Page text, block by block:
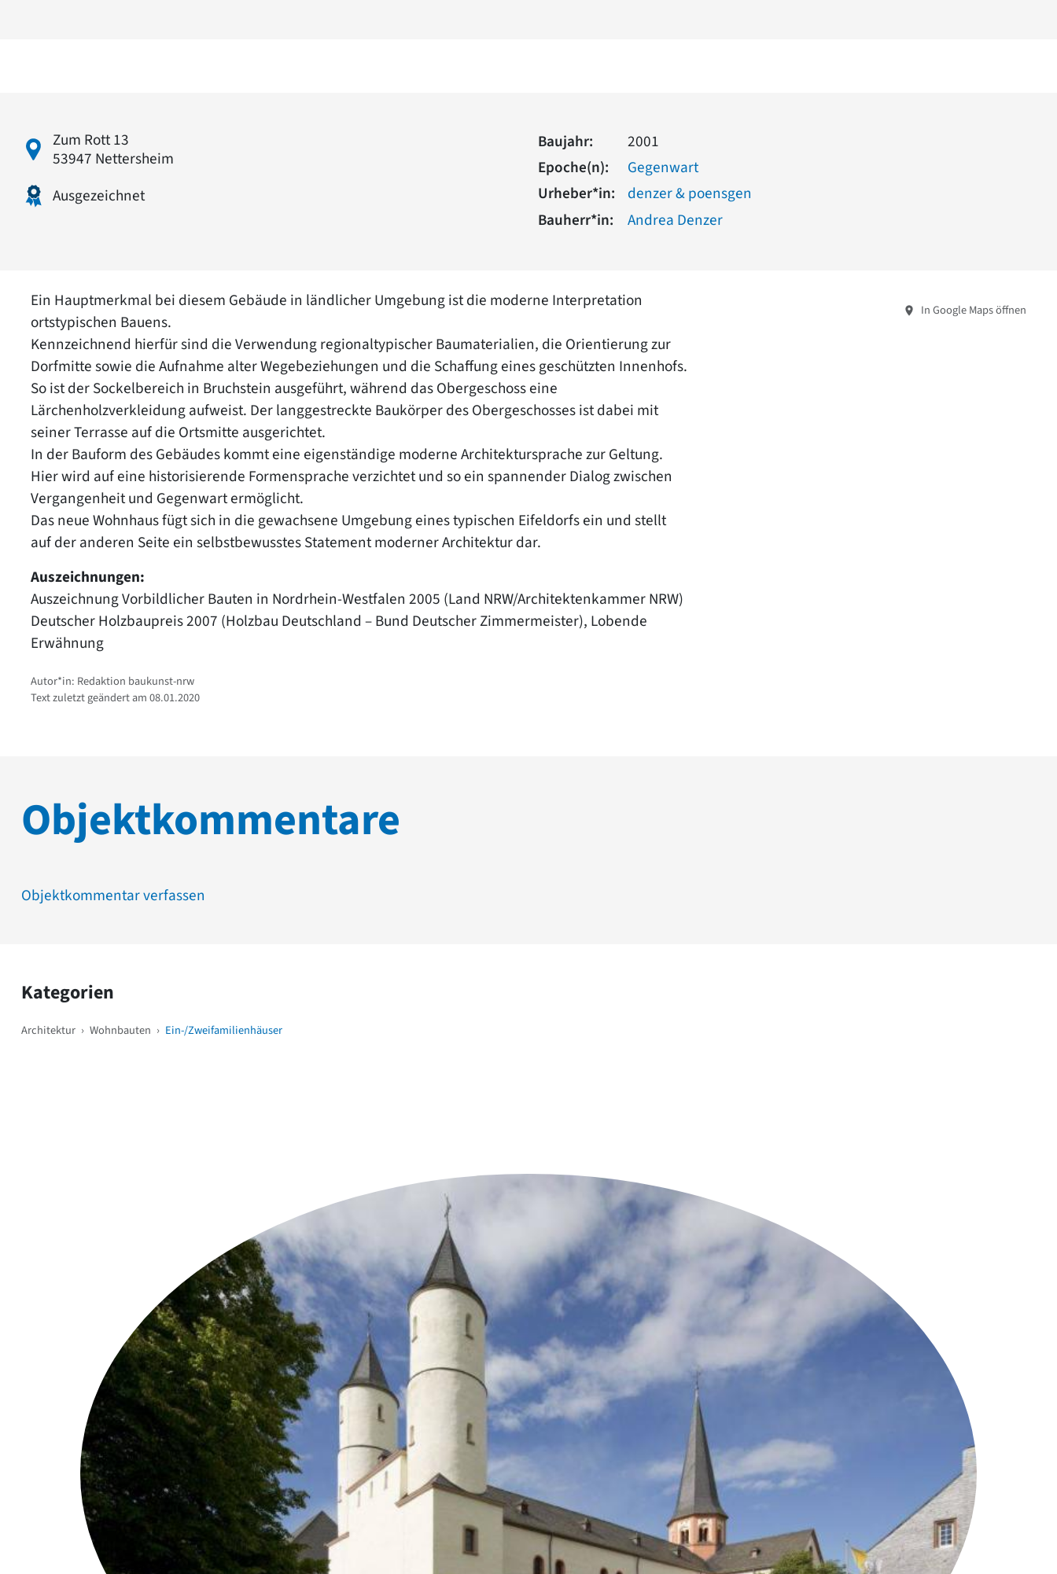
Zum Rott 13
53947 Nettersheim
Ausgezeichnet
Baujahr:
2001
Epoche(n):
Gegenwart
Urheber*in:
denzer & poensgen
Bauherr*in:
Andrea Denzer
Ein Hauptmerkmal bei diesem Gebäude in ländlicher Umgebung ist die moderne Interpretation
ortstypischen Bauens.
Kennzeichnend hierfür sind die Verwendung regionaltypischer Baumaterialien, die Orientierung zur
Dorfmitte sowie die Aufnahme alter Wegebeziehungen und die Schaffung eines geschützten Innenhofs.
So ist der Sockelbereich in Bruchstein ausgeführt, während das Obergeschoss eine
Lärchenholzverkleidung aufweist. Der langgestreckte Baukörper des Obergeschosses ist dabei mit
seiner Terrasse auf die Ortsmitte ausgerichtet.
In der Bauform des Gebäudes kommt eine eigenständige moderne Architektursprache zur Geltung.
Hier wird auf eine historisierende Formensprache verzichtet und so ein spannender Dialog zwischen
Vergangenheit und Gegenwart ermöglicht.
Das neue Wohnhaus fügt sich in die gewachsene Umgebung eines typischen Eifeldorfs ein und stellt
auf der anderen Seite ein selbstbewusstes Statement moderner Architektur dar.
Auszeichnungen:
Auszeichnung Vorbildlicher Bauten in Nordrhein-Westfalen 2005 (Land NRW/Architektenkammer NRW)
Deutscher Holzbaupreis 2007 (Holzbau Deutschland – Bund Deutscher Zimmermeister), Lobende
Erwähnung
Autor*in: Redaktion baukunst-nrw
Text zuletzt geändert am 08.01.2020
In Google Maps öffnen
Objektkommentare
Objektkommentar verfassen
Kategorien
Architektur › Wohnbauten › Ein-/Zweifamilienhäuser